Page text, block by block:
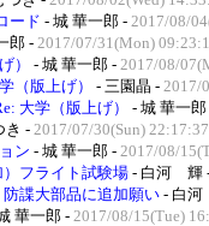
ード - 城 華一郎 - 2017/08/
郎 - 2017/07/31(Mon)
） - 城 華一郎 - 2017/08/
（版上げ） - 三園晶 - 2017/
大学（版上げ） - 城 華一郎
き - 2017/07/30(Sun) 22:17:37
ン - 城 華一郎 - 2017/08/
）フライト試験場 - 白河 輝
防諜大部品に追加願い - 白
華一郎 - 2017/08/15(Tue)